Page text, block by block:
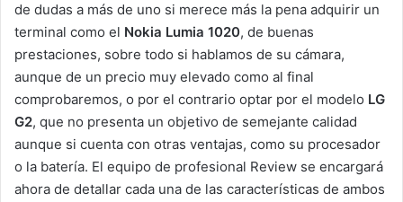
de dudas a más de uno si merece más la pena adquirir un
terminal como el Nokia Lumia 1020, de buenas
prestaciones, sobre todo si hablamos de su cámara,
aunque de un precio muy elevado como al final
comprobaremos, o por el contrario optar por el modelo LG
G2, que no presenta un objetivo de semejante calidad
aunque si cuenta con otras ventajas, como su procesador
o la batería. El equipo de profesional Review se encargará
ahora de detallar cada una de las características de ambos